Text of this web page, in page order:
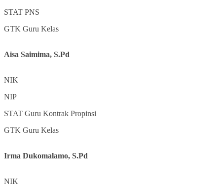
STAT PNS
GTK Guru Kelas
Aisa Saimima, S.Pd
NIK
NIP
STAT Guru Kontrak Propinsi
GTK Guru Kelas
Irma Dukomalamo, S.Pd
NIK